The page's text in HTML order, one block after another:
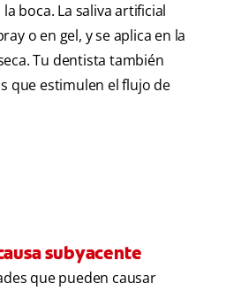
boca. La saliva artificial
o en gel, y se aplica en la
Tu dentista también
que estimulen el flujo de
subyacente
que pueden causar